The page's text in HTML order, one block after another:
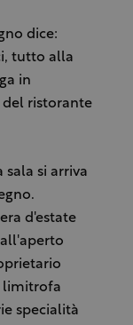
dice:
tutto alla
in
ristorante
sala si arriva
d'estate
limitrofa
specialità